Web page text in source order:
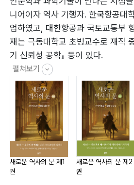
제9장 페니키아와 알파벳의 기원 -
131
제10장 사르곤의 운하와 히스기야
기술자들… 147
제11장 그리스 철학자들 - 지성의
제12장 지식과 신전 - 아시리아, 바
171
제13장 기원 전후 세계 질서의 변
의 재편… 191
제14장 동아시아와 북방 민족 - 힘
제15장 에베소와 아르테미스 신전
충돌… 246
제16장 라오디케아, 골로새, 히에라
니어이자 역사 기행자. 한국항공대
업하였고, 대한항공과 국토교통부
재는 극동대학교 초빙교수로 재직
기 신뢰성 공학』 등이 있다.
펼쳐보기
새로운 역사의 문 제1
권
새로운 역사의 문 제2
권